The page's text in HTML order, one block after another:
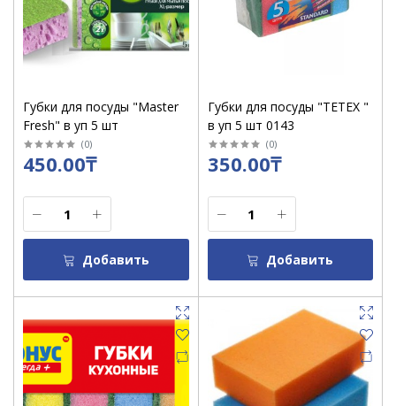
Губки для посуды "Master
Fresh" в уп 5 шт
(0)
450.00₸
Добавить
Губки для посуды "TETEX "
в уп 5 шт 0143
(0)
350.00₸
Добавить